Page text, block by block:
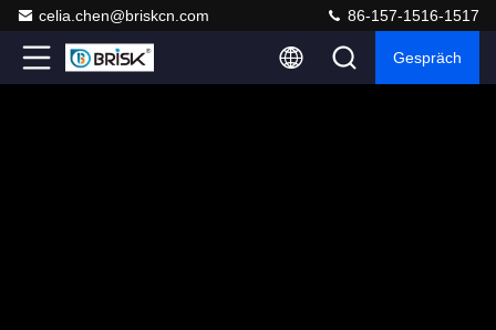
celia.chen@briskcn.com 86-157-1516-1517
Gespräch